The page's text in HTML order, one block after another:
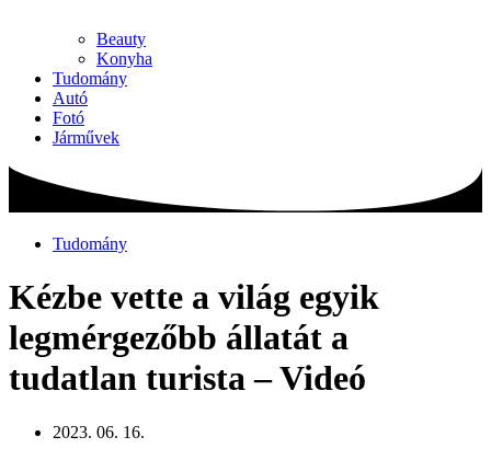
Beauty
Konyha
Tudomány
Autó
Fotó
Járművek
Tudomány
Kézbe vette a világ egyik
legmérgezőbb állatát a
tudatlan turista – Videó
2023. 06. 16.